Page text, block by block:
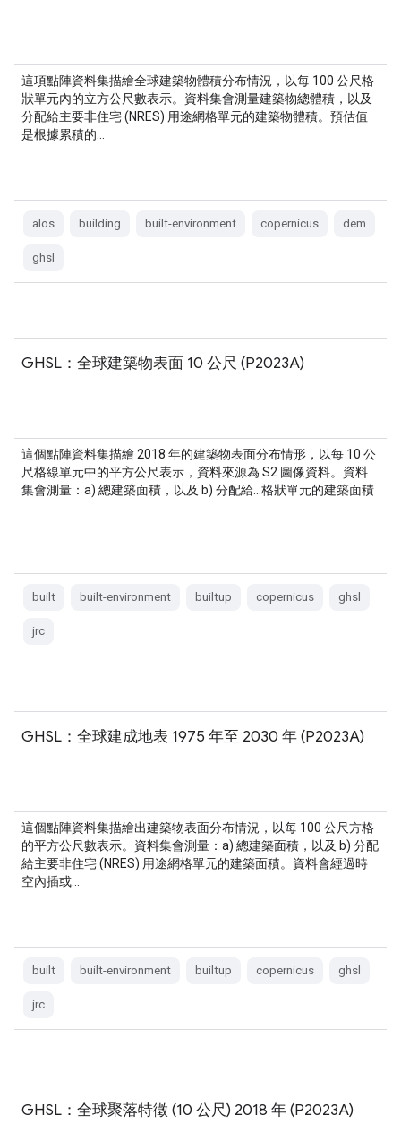
這項點陣資料集描繪全球建築物體積分布情況，以每 100 公尺格
狀單元內的立方公尺數表示。資料集會測量建築物總體積，以及
分配給主要非住宅 (NRES) 用途網格單元的建築物體積。預估值
是根據累積的…
alos building built-environment copernicus dem
ghsl
GHSL：全球建築物表面 10 公尺 (P2023A)
這個點陣資料集描繪 2018 年的建築物表面分布情形，以每 10 公
尺格線單元中的平方公尺表示，資料來源為 S2 圖像資料。資料
集會測量：a) 總建築面積，以及 b) 分配給…格狀單元的建築面積
built built-environment builtup copernicus ghsl
jrc
GHSL：全球建成地表 1975 年至 2030 年 (P2023A)
這個點陣資料集描繪出建築物表面分布情況，以每 100 公尺方格
的平方公尺數表示。資料集會測量：a) 總建築面積，以及 b) 分配
給主要非住宅 (NRES) 用途網格單元的建築面積。資料會經過時
空內插或…
built built-environment builtup copernicus ghsl
jrc
GHSL：全球聚落特徵 (10 公尺) 2018 年 (P2023A)